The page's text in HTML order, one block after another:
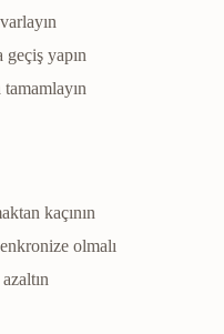
yapın
kaçının
olmalı